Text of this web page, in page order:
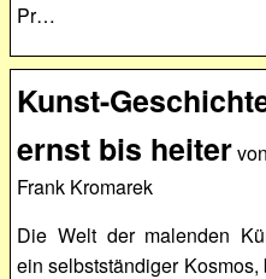
Pr…
Kunst-
ernst bis heiter
Frank Kromarek
Die Welt der malenden
ein selbstständiger Kosmos,